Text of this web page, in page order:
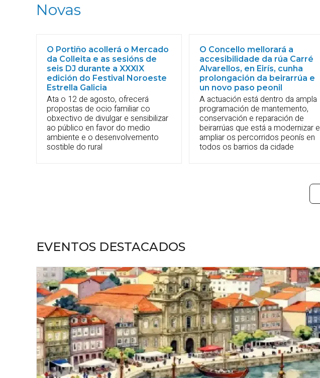
Novas
O Portiño acollerá o Mercado
da Colleita e as sesións de
seis DJ durante a XXXIX
edición do Festival Noroeste
Estrella Galicia
Ata o 12 de agosto, ofrecerá
propostas de ocio familiar co
obxectivo de divulgar e sensibilizar
ao público en favor do medio
ambiente e o desenvolvemento
sostible do rural
O Concello mellorará a
accesibilidade da rúa Carré
Alvarellos, en Eirís, cunha
prolongación da beirarrúa e
un novo paso peonil
A actuación está dentro da ampla
programación de mantemento,
conservación e reparación de
beirarrúas que está a modernizar e
ampliar os percorridos peonís en
todos os barrios da cidade
EVENTOS DESTACADOS